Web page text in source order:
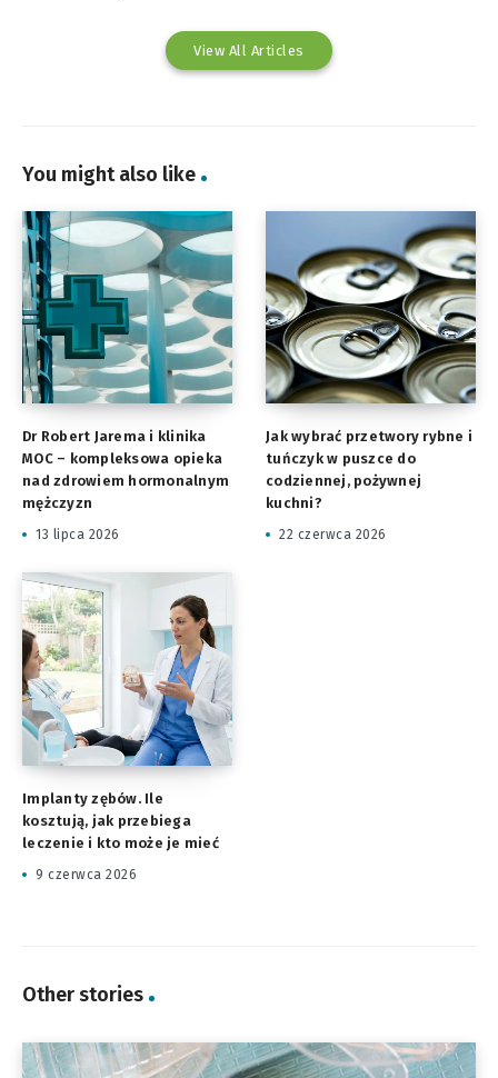
View All Articles
You might also like
Dr Robert Jarema i klinika
MOC – kompleksowa opieka
nad zdrowiem hormonalnym
mężczyzn
13 lipca 2026
Jak wybrać przetwory rybne i
tuńczyk w puszce do
codziennej, pożywnej
kuchni?
22 czerwca 2026
Implanty zębów. Ile
kosztują, jak przebiega
leczenie i kto może je mieć
9 czerwca 2026
Other stories